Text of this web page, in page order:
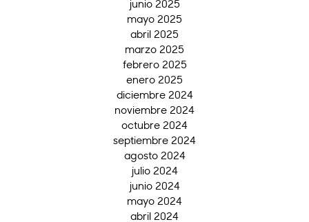
junio 2025
mayo 2025
abril 2025
marzo 2025
febrero 2025
enero 2025
diciembre 2024
noviembre 2024
octubre 2024
septiembre 2024
agosto 2024
julio 2024
junio 2024
mayo 2024
abril 2024